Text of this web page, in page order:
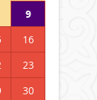
9
16
23
30